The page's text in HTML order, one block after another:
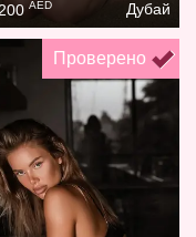
AED Дубай
Проверено